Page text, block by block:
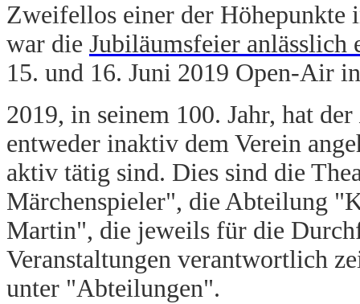
Zweifellos einer der Höhepunkte
war die Jubiläumsfeier anlässlich
15. und 16. Juni 2019 Open-Air
2019, in seinem 100. Jahr, hat der
entweder inaktiv dem Verein
aktiv tätig sind. Dies sind die
Märchenspieler", die Abteilung
Martin", die jeweils für die
Veranstaltungen verantwortlich
unter "Abteilungen".